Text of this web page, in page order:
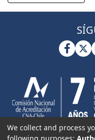
We collect and process